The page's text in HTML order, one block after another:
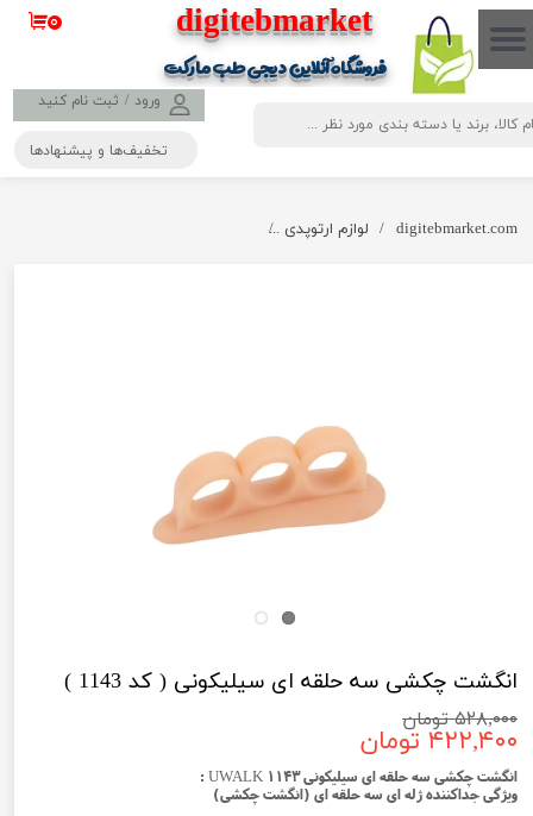
​​​​​​​​digitebmarket
فروشگاه آنلاین دیجی طب مارکت
ورود / ثبت نام کنید
حساب کاربری من
تغییر گذر واژه
۰
تخفیف‌ها و پیشنهادها
digitebmarket.com لوازم ارتوپدی
انگشت چکشی سه حلقه ای سیلیکونی ( کد 1143 )
۵۲۸,۰۰۰ تومان
۴۲۲,۴۰۰ تومان
انگشت چکشی سه حلقه ای سیلیکونی 1143 UWALK :
ویژگی جداکننده ژله ای سه حلقه ای (انگشت چکشی)